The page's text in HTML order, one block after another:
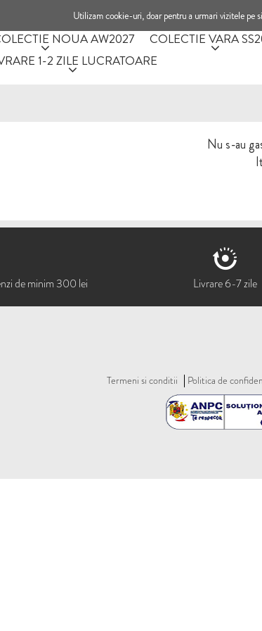
Utilizam cookie-uri, doar pentru a urmari vizitele pe
NOUA AW2027
COLECTIE VARA
1-2 ZILE LUCRATOARE
Nu s-au
de minim 300 lei Livrare 6-7 zile
Termeni si conditii Politica de